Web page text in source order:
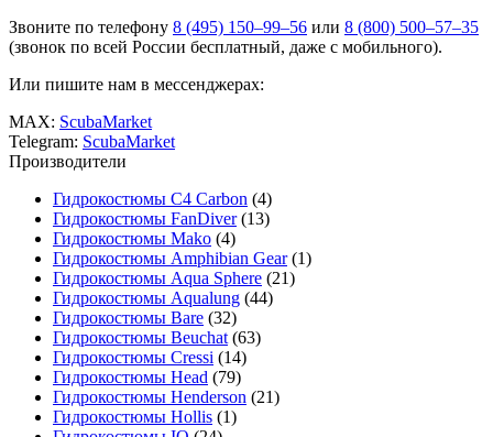
Звоните по телефону 8 (495) 150–99–56 или 8 (800) 500–57–35
(звонок по всей России бесплатный, даже с мобильного).
Или пишите нам в мессенджерах:
MAX: ScubaMarket
Telegram: ScubaMarket
Производители
Гидрокостюмы C4 Carbon (4)
Гидрокостюмы FanDiver(13)
Гидрокостюмы Mako (4)
Гидрокостюмы Amphibian Gear(1)
Гидрокостюмы Aqua Sphere (21)
Гидрокостюмы Aqualung (44)
Гидрокостюмы Bare (32)
Гидрокостюмы Beuchat (63)
Гидрокостюмы Cressi (14)
Гидрокостюмы Head (79)
Гидрокостюмы Henderson (21)
Гидрокостюмы Hollis (1)